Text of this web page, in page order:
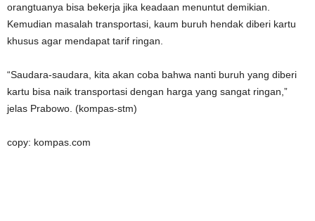
orangtuanya bisa bekerja jika keadaan menuntut demikian.
Kemudian masalah transportasi, kaum buruh hendak diberi kartu
khusus agar mendapat tarif ringan.
“Saudara-saudara, kita akan coba bahwa nanti buruh yang diberi
kartu bisa naik transportasi dengan harga yang sangat ringan,”
jelas Prabowo. (kompas-stm)
copy: kompas.com